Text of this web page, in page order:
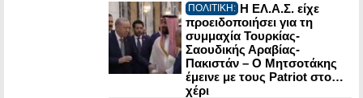
ΠΟΛΙΤΙΚΗ: Η ΕΛ.Α.Σ. είχε
προειδοποιήσει για τη
συμμαχία Τουρκίας-
Σαουδικής Αραβίας-
Πακιστάν – Ο Μητσοτάκης
έμεινε με τους Patriot στο…
χέρι